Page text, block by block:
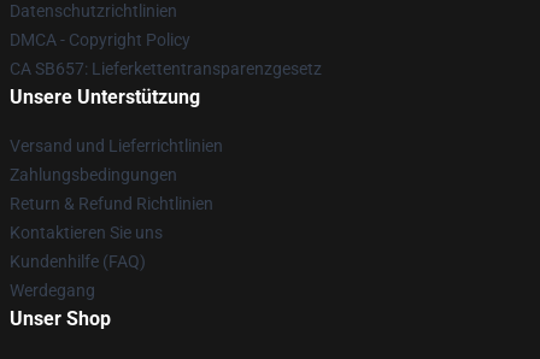
Datenschutzrichtlinien
DMCA - Copyright Policy
CA SB657: Lieferkettentransparenzgesetz
Unsere Unterstützung
Versand und Lieferrichtlinien
Zahlungsbedingungen
Return & Refund Richtlinien
Kontaktieren Sie uns
Kundenhilfe (FAQ)
Werdegang
Unser Shop